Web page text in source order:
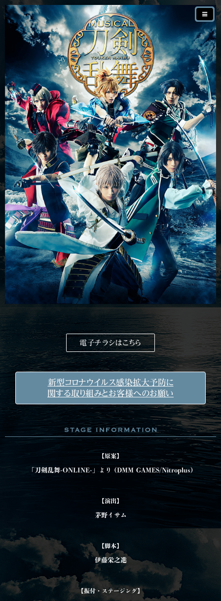
電子チラシはこちら
新型コロナウイルス感染拡大予防に
関する取り組みとお客様へのお願い
【原案】
「刀剣乱舞-ONLINE-」より (DMM GAMES/Nitroplus)
【演出】
茅野イサム
【脚本】
伊藤栄之進
【振付・ステージング】